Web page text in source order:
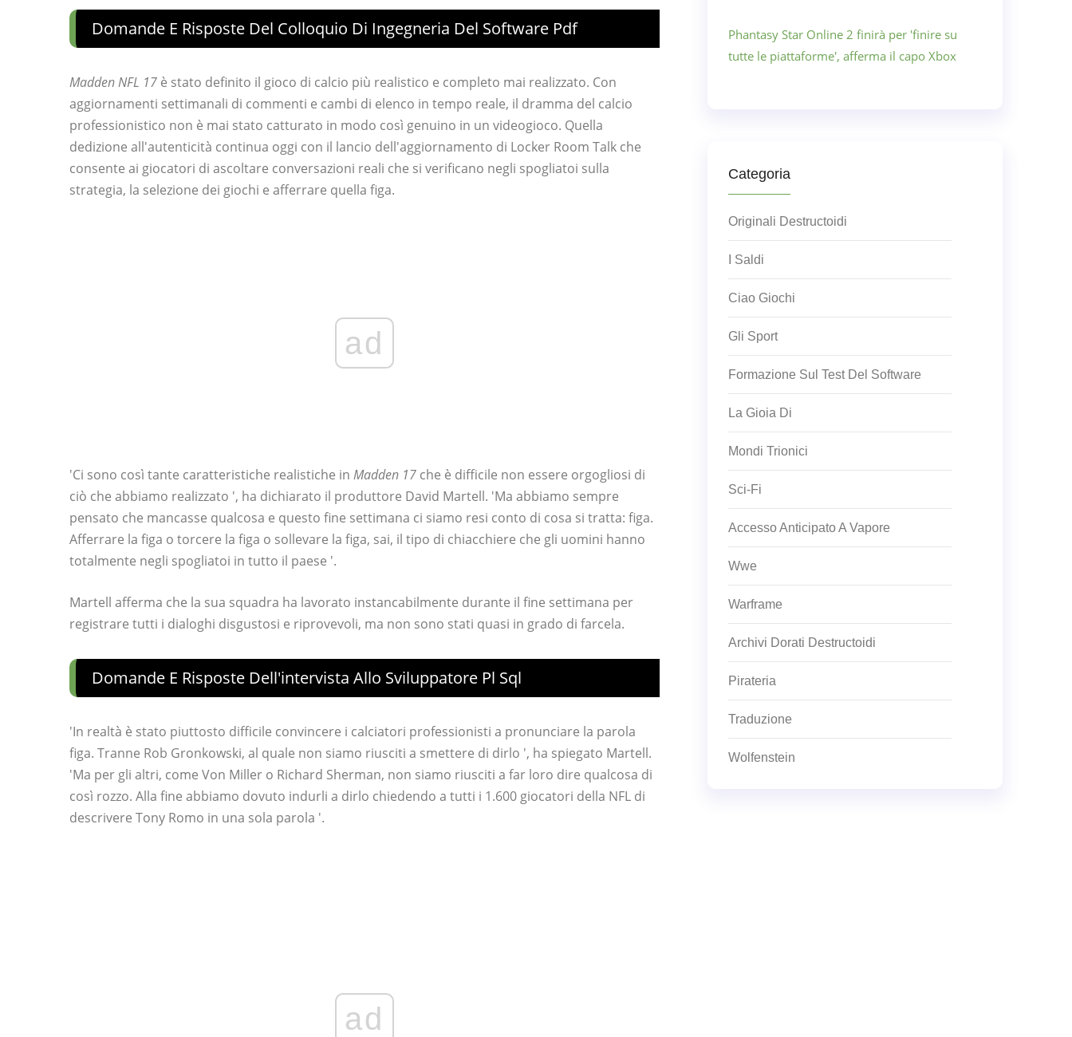
Domande E Risposte Del Colloquio Di Ingegneria Del Software Pdf
Madden NFL 17 è stato definito il gioco di calcio più realistico e completo mai realizzato. Con
aggiornamenti settimanali di commenti e cambi di elenco in tempo reale, il dramma del calcio
professionistico non è mai stato catturato in modo così genuino in un videogioco. Quella
dedizione all'autenticità continua oggi con il lancio dell'aggiornamento di Locker Room Talk che
consente ai giocatori di ascoltare conversazioni reali che si verificano negli spogliatoi sulla
strategia, la selezione dei giochi e afferrare quella figa.
ad
'Ci sono così tante caratteristiche realistiche in Madden 17 che è difficile non essere orgogliosi di
ciò che abbiamo realizzato ', ha dichiarato il produttore David Martell. 'Ma abbiamo sempre
pensato che mancasse qualcosa e questo fine settimana ci siamo resi conto di cosa si tratta: figa.
Afferrare la figa o torcere la figa o sollevare la figa, sai, il tipo di chiacchiere che gli uomini hanno
totalmente negli spogliatoi in tutto il paese '.
Martell afferma che la sua squadra ha lavorato instancabilmente durante il fine settimana per
registrare tutti i dialoghi disgustosi e riprovevoli, ma non sono stati quasi in grado di farcela.
Domande E Risposte Dell'intervista Allo Sviluppatore Pl Sql
'In realtà è stato piuttosto difficile convincere i calciatori professionisti a pronunciare la parola
figa. Tranne Rob Gronkowski, al quale non siamo riusciti a smettere di dirlo ', ha spiegato Martell.
'Ma per gli altri, come Von Miller o Richard Sherman, non siamo riusciti a far loro dire qualcosa di
così rozzo. Alla fine abbiamo dovuto indurli a dirlo chiedendo a tutti i 1.600 giocatori della NFL di
descrivere Tony Romo in una sola parola '.
ad
Phantasy Star Online 2 finirà per 'finire su
tutte le piattaforme', afferma il capo Xbox
Categoria
Originali Destructoidi
I Saldi
Ciao Giochi
Gli Sport
Formazione Sul Test Del Software
La Gioia Di
Mondi Trionici
Sci-Fi
Accesso Anticipato A Vapore
Wwe
Warframe
Archivi Dorati Destructoidi
Pirateria
Traduzione
Wolfenstein